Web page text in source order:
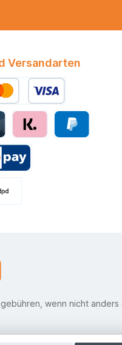
Versandarten
wenn nicht